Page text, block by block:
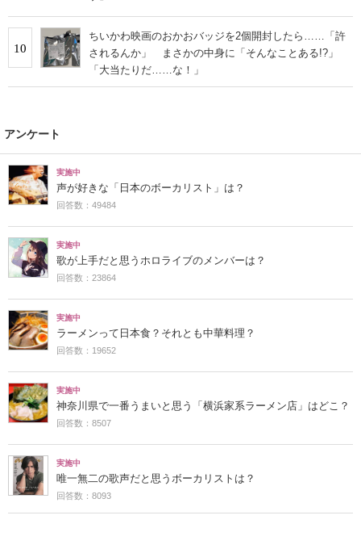
10
ちいかわ映画のおかおバッジを2個開封したら……「許
されるんか」 まさかの中身に「そんなことある!?」
「大当たりだ……な！」
アンケート
実施中
声が好きな「日本のボーカリスト」は？
回答数：49484
実施中
歌が上手だと思うホロライブのメンバーは？
回答数：23864
実施中
ラーメンって日本食？それとも中華料理？
回答数：19652
実施中
神奈川県で一番うまいと思う「横浜家系ラーメン店」はどこ？
回答数：8507
実施中
唯一無二の歌声だと思うボーカリストは？
回答数：8093